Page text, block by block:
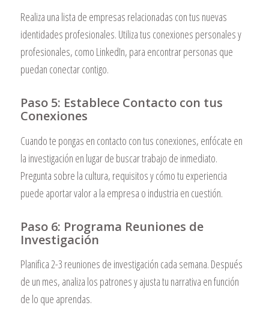
Realiza una lista de empresas relacionadas con tus nuevas
identidades profesionales. Utiliza tus conexiones personales y
profesionales, como LinkedIn, para encontrar personas que
puedan conectar contigo.
Paso 5: Establece Contacto con tus
Conexiones
Cuando te pongas en contacto con tus conexiones, enfócate en
la investigación en lugar de buscar trabajo de inmediato.
Pregunta sobre la cultura, requisitos y cómo tu experiencia
puede aportar valor a la empresa o industria en cuestión.
Paso 6: Programa Reuniones de
Investigación
Planifica 2-3 reuniones de investigación cada semana. Después
de un mes, analiza los patrones y ajusta tu narrativa en función
de lo que aprendas.